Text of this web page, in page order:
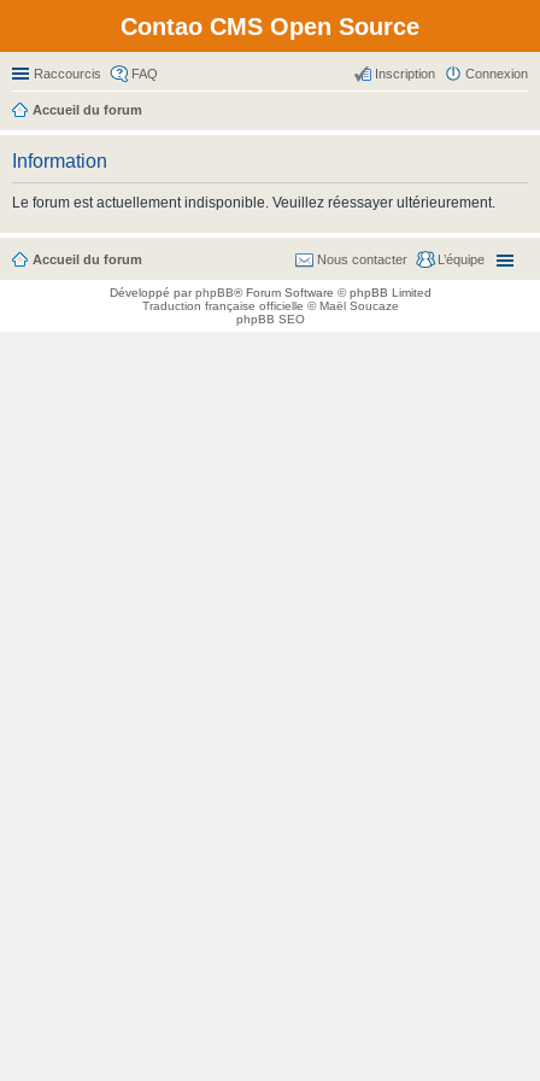
Contao CMS Open Source
Raccourcis FAQ Connexion
Inscription
Accueil du forum
Information
Le forum est actuellement indisponible. Veuillez réessayer ultérieurement.
Accueil du forum L’équipe
Nous contacter
Développé parphpBB® Forum Software © phpBB Limited
Traduction française officielle ©Maël Soucaze
phpBB SEO